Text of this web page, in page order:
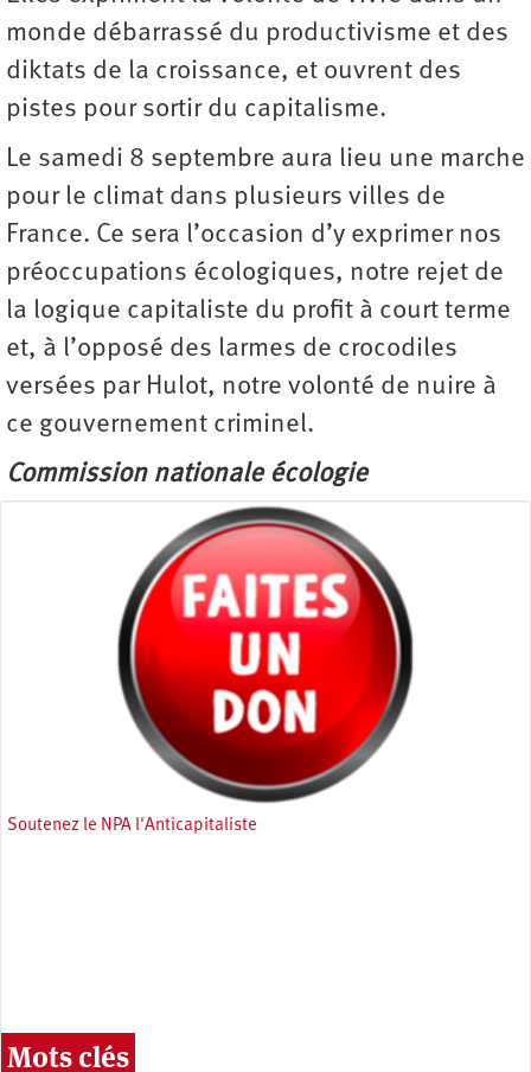
monde débarrassé du productivisme et des
diktats de la croissance, et ouvrent des
pistes pour sortir du capitalisme.
Le samedi 8 septembre aura lieu une marche
pour le climat dans plusieurs villes de
France. Ce sera l’occasion d’y exprimer nos
préoccupations écologiques, notre rejet de
la logique capitaliste du profit à court terme
et, à l’opposé des larmes de crocodiles
versées par Hulot, notre volonté de nuire à
ce gouvernement criminel.
Commission nationale écologie
Soutenez le NPA l'Anticapitaliste
Mots clés